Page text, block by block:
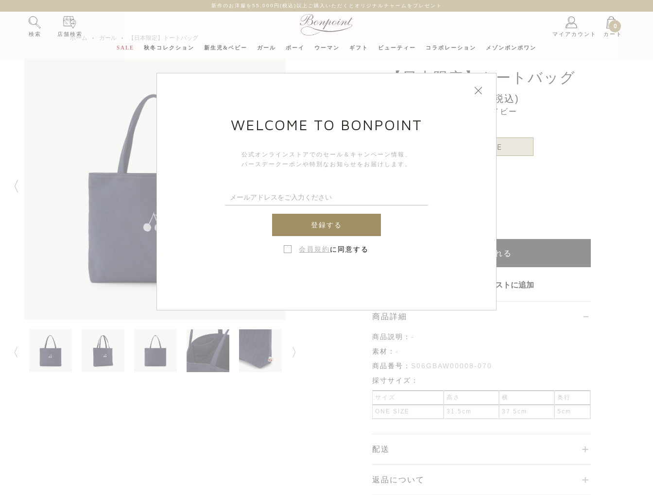
新作のお洋服を55,000円(税込)以上ご購入いただくとオリジナルチャームをプレゼント
検索 店舗検索 マイアカウント
0
カート
SALE 秋冬コレクション 新生児&ベビー ガール ボーイ ウーマン ギフト ビューティー コラボレーション メゾンボンポワン
ホーム ガール 【日本限定】トートバッグ
【日本限定】トートバッグ
27,500円(税込)
カラー : ネイビー
ONE SIZE
カートに入れる
ウィッシュリストに追加
商品詳細
商品説明： -
素材： -
商品番号： S06GBAW00008-070
採寸サイズ：
サイズ 高さ 横 奥行
ONE SIZE 31.5cm 37.5cm 5cm
配送
返品について
WELCOME TO BONPOINT
公式オンラインストアでのセール＆キャンペーン情報、
バースデークーポンや特別なお知らせをお届けします。
登録する
会員規約 に同意する